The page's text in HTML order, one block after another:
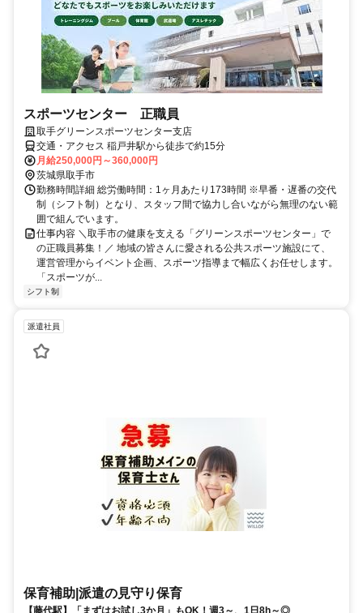
スポーツセンター 正職員
取手グリーンスポーツセンター支店
交通・アクセス 稲戸井駅から徒歩で約15分
月給250,000円～360,000円
茨城県取手市
勤務時間詳細 総労働時間：1ヶ月あたり173時間 ※早番・遅番の交代
制（シフト制）となり、スタッフ間で協力し合いながら無理のない範
囲で組んでいます。
仕事内容 ＼取手市の健康を支える「グリーンスポーツセンター」で
の正職員募集！／ 地域の皆さんに愛される公共スポーツ施設にて、
運営管理からイベント企画、スポーツ指導まで幅広くお任せします。
「スポーツが...
シフト制
派遣社員
保育補助|派遣の見守り保育